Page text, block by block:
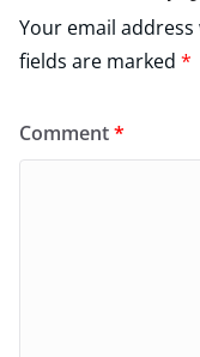
Your email
fields are marked *
Comment*